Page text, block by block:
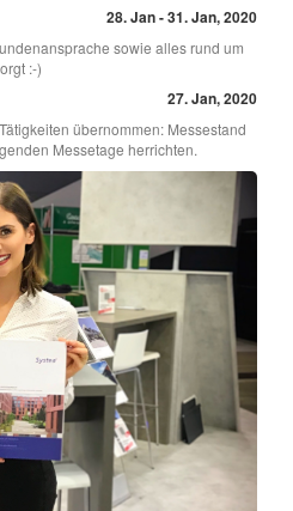
28. Jan - 31. Jan, 2020
sowie alles rund um
:-)
27. Jan, 2020
übernommen: Messestand
Messetage herrichten.